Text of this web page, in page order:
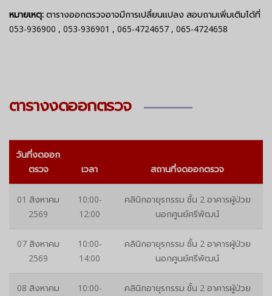
หมายเหตุ: ตารางออกตรวจอาจมีการเปลี่ยนแปลง สอบถามเพิ่มเติมได้ที่
053-936900 , 053-936901 , 065-4724657 , 065-4724658
ตารางงดออกตรวจ
วันที่งดออก
ตรวจ
เวลา สถานที่งดออกตรวจ
01 สิงหาคม
2569
10:00-
12:00
คลินิกอายุรกรรม ชั้น 2 อาคารผู้ป่วย
นอกศูนย์ศรีพัฒน์
07 สิงหาคม
2569
10:00-
14:00
คลินิกอายุรกรรม ชั้น 2 อาคารผู้ป่วย
นอกศูนย์ศรีพัฒน์
08 สิงหาคม
10:00-
คลินิกอายุรกรรม ชั้น 2 อาคารผู้ป่วย